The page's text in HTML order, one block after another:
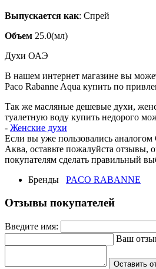
Выпускается как: Спрей
Объем 25.0(мл)
Духи ОАЭ
В нашем интернет магазине вы
Paco Rabanne Aqua купить по
Так же масляные дешевые духи,
туалетную воду купить недорого
- Женские духи
Если вы уже пользовались
Аква, оставьте пожалуйста отзывы,
покупателям сделать правильный
Бренды
PACO RABANNE
Отзывы покупателей
Введите имя:
Ваш
Оставить